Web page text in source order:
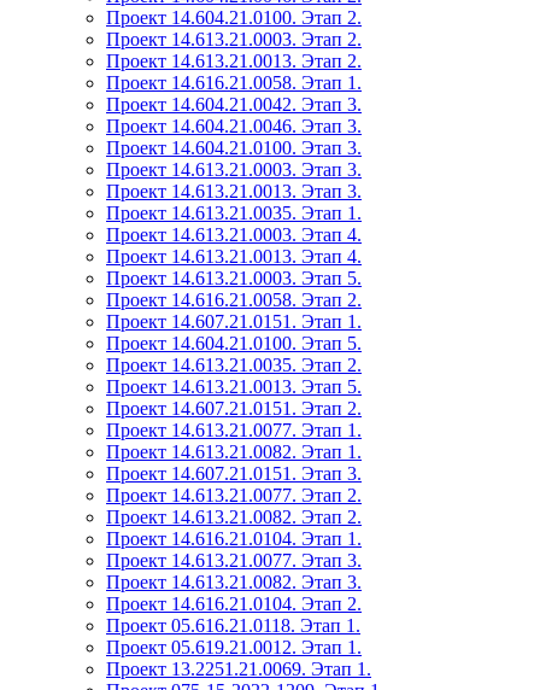
Проект 14.604.21.0100. Этап 2.
Проект 14.613.21.0003. Этап 2.
Проект 14.613.21.0013. Этап 2.
Проект 14.616.21.0058. Этап 1.
Проект 14.604.21.0042. Этап 3.
Проект 14.604.21.0046. Этап 3.
Проект 14.604.21.0100. Этап 3.
Проект 14.613.21.0003. Этап 3.
Проект 14.613.21.0013. Этап 3.
Проект 14.613.21.0035. Этап 1.
Проект 14.613.21.0003. Этап 4.
Проект 14.613.21.0013. Этап 4.
Проект 14.613.21.0003. Этап 5.
Проект 14.616.21.0058. Этап 2.
Проект 14.607.21.0151. Этап 1.
Проект 14.604.21.0100. Этап 5.
Проект 14.613.21.0035. Этап 2.
Проект 14.613.21.0013. Этап 5.
Проект 14.607.21.0151. Этап 2.
Проект 14.613.21.0077. Этап 1.
Проект 14.613.21.0082. Этап 1.
Проект 14.607.21.0151. Этап 3.
Проект 14.613.21.0077. Этап 2.
Проект 14.613.21.0082. Этап 2.
Проект 14.616.21.0104. Этап 1.
Проект 14.613.21.0077. Этап 3.
Проект 14.613.21.0082. Этап 3.
Проект 14.616.21.0104. Этап 2.
Проект 05.616.21.0118. Этап 1.
Проект 05.619.21.0012. Этап 1.
Проект 13.2251.21.0069. Этап 1.